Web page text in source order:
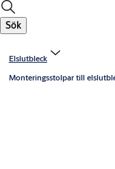
Sök
Elslutbleck
Monteringsstolpar till